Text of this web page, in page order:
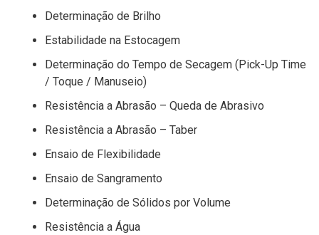
Determinação de Brilho
Estabilidade na Estocagem
Determinação do Tempo de Secagem (Pick-Up Time
/ Toque / Manuseio)
Resistência a Abrasão – Queda de Abrasivo
Resistência a Abrasão – Taber
Ensaio de Flexibilidade
Ensaio de Sangramento
Determinação de Sólidos por Volume
Resistência a Água